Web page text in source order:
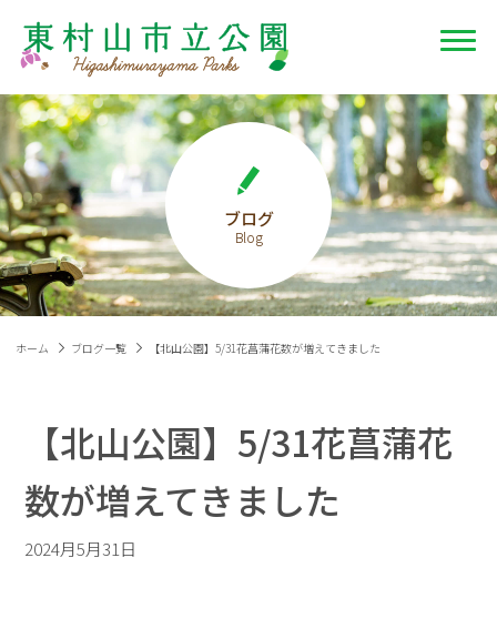
ブログ
ホーム ブログ一覧 【北山公園】5/31花菖蒲花数が増えてきました
【北山公園】5/31花菖蒲花
数が増えてきました
2024月5月31日